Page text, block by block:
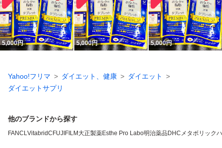
5,000円 5,000円 5,000円
Yahoo!フリマ ダイエット、健康
ダイエット
ダイエットサプリ
他のブランドから探す
FANCLVitabridC FUJIFILM 大正製薬Esthe Pro Labo明治薬品DHC メタボリック